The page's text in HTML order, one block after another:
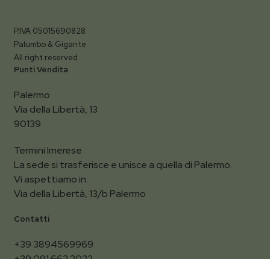
P.IVA 05015690828
Palumbo & Gigante
All right reserved
Punti Vendita
Palermo
Via della Libertà, 13
90139
Termini Imerese
La sede si trasferisce e unisce a quella di Palermo.
Vi aspettiamo in:
Via della Libertà, 13/b Palermo
Contatti
+39 3894569969